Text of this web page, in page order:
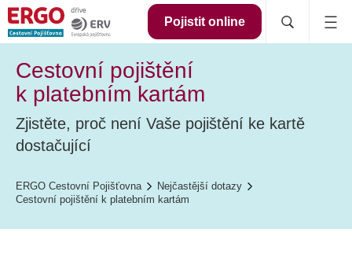
Pojistit online
Cestovní pojištění
k platebním kartám
Zjistěte, proč není Vaše pojištění ke kartě
dostačující
ERGO Cestovní Pojišťovna
Nejčastější dotazy
Cestovní pojištění k platebním kartám